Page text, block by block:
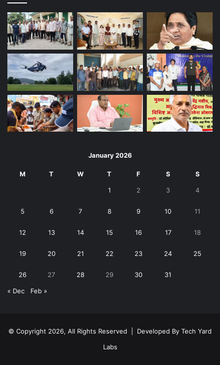
January 2026
M T W T F S S
1 2 3 4
5 6 7 8 9 10 11
12 13 14 15 16 17 18
19 20 21 22 23 24 25
26 27 28 29 30 31
« Dec Feb »
© Copyright 2026, All Rights Reserved | Developed By Tech Yard
Labs